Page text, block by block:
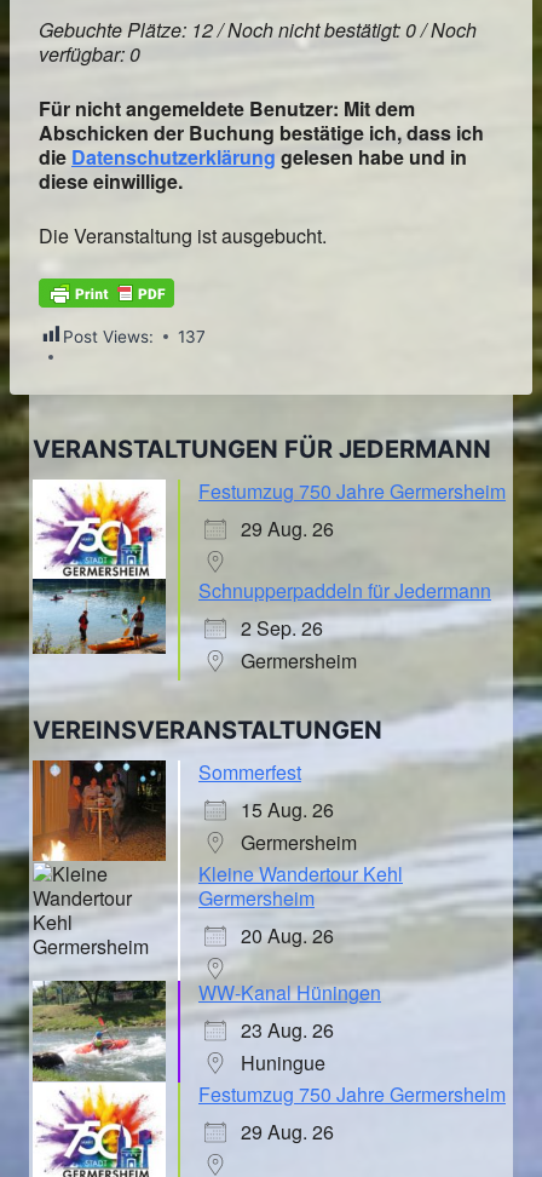
Gebuchte Plätze: 12 / Noch nicht bestätigt: 0 / Noch
verfügbar: 0
Für nicht angemeldete Benutzer: Mit dem
Abschicken der Buchung bestätige ich, dass ich
die Datenschutzerklärung gelesen habe und in
diese einwillige.
Die Veranstaltung ist ausgebucht.
Post Views: 137
VERANSTALTUNGEN FÜR JEDERMANN
Festumzug 750 Jahre Germersheim
29 Aug. 26
Schnupperpaddeln für Jedermann
2 Sep. 26
Germersheim
VEREINSVERANSTALTUNGEN
Sommerfest
15 Aug. 26
Germersheim
Kleine Wandertour Kehl
Germersheim
20 Aug. 26
WW-Kanal Hüningen
23 Aug. 26
Huningue
Festumzug 750 Jahre Germersheim
29 Aug. 26